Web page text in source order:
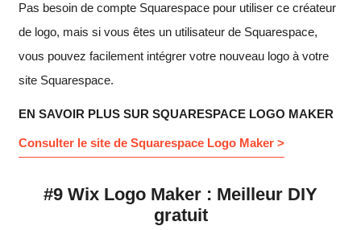
Pas besoin de compte Squarespace pour utiliser ce créateur
de logo, mais si vous êtes un utilisateur de Squarespace,
vous pouvez facilement intégrer votre nouveau logo à votre
site Squarespace.
EN SAVOIR PLUS SUR SQUARESPACE LOGO MAKER
Consulter le site de Squarespace Logo Maker >
#9 Wix Logo Maker : Meilleur DIY
gratuit